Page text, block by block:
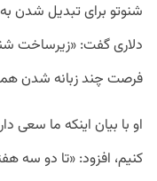
شنوتو برای تبدیل شدن
دلاری گفت: «زیرساخت
فرصت چند زبانه شدن
او با بیان اینکه ما سعی
کنیم، افزود:‌ «تا دو سه